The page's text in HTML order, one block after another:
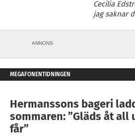
Cecilia
jag saknar
ANNONS
MEGAFONENTIDNINGEN
Hermanssons bageri
sommaren: ”Gläds åt
får”